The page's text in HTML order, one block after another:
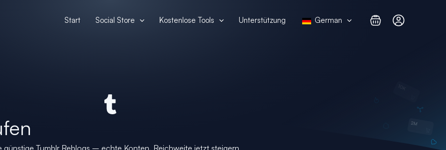
Start Social Store Kostenlose Tools Unterstützung German
günstige Tumblr Reblogs – echte Konten, Reichweite jetzt steigern